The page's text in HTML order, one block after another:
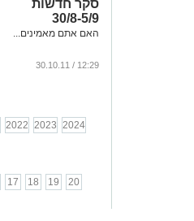
סקר חדשות
30/8-5/9
האם אתם מאמינים...
12:29 / 30.10.11
2022 2023 2024
17 18 19
20